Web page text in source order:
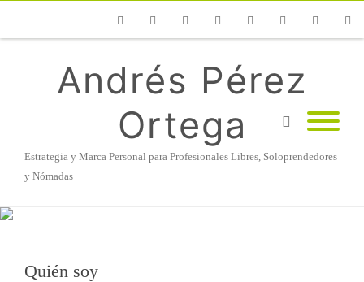
Andrés Pérez
Ortega
Estrategia y Marca Personal para Profesionales Libres, Soloprendedores
y Nómadas
Quién soy